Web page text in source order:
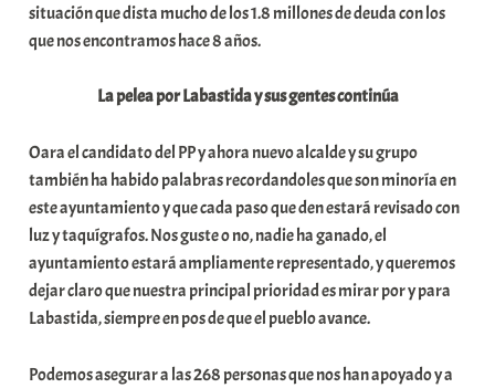
situación que dista mucho de los 1.8 millones de deuda con los
que nos encontramos hace 8 años.
La pelea por Labastida y sus gentes continúa
Oara el candidato del PP y ahora nuevo alcalde y su grupo
también ha habido palabras recordandoles que son minoría en
este ayuntamiento y que cada paso que den estará revisado con
luz y taquígrafos. Nos guste o no, nadie ha ganado, el
ayuntamiento estará ampliamente representado, y queremos
dejar claro que nuestra principal prioridad es mirar por y para
Labastida, siempre en pos de que el pueblo avance.
Podemos asegurar a las 268 personas que nos han apoyado y a